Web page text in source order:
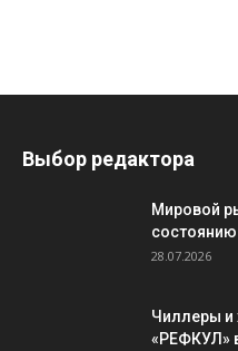
Выбор редактора
Мировой
состоянию
28.07.2026
Чиллеры и
«РЕФКУЛ»